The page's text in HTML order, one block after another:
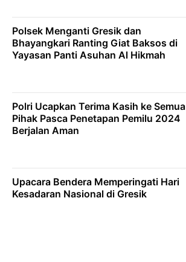
Polsek Menganti Gresik dan
Bhayangkari Ranting Giat Baksos di
Yayasan Panti Asuhan Al Hikmah
Polri Ucapkan Terima Kasih ke Semua
Pihak Pasca Penetapan Pemilu 2024
Berjalan Aman
Upacara Bendera Memperingati Hari
Kesadaran Nasional di Gresik